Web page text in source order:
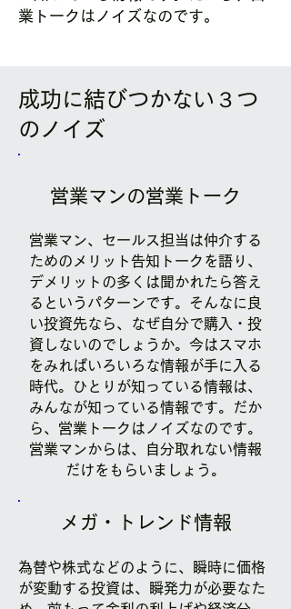
業トークはノイズなのです。
成功に結びつかない３つ
のノイズ
営業マンの営業トーク
営業マン、セールス担当は仲介する
ためのメリット告知トークを語り、
デメリットの多くは聞かれたら答え
るというパターンです。そんなに良
い投資先なら、なぜ自分で購入・投
資しないのでしょうか。今はスマホ
をみればいろいろな情報が手に入る
時代。ひとりが知っている情報は、
みんなが知っている情報です。だか
ら、営業トークはノイズなのです。
営業マンからは、自分取れない情報
だけをもらいましょう。
メガ・トレンド情報
為替や株式などのように、瞬時に価格
が変動する投資は、瞬発力が必要なた